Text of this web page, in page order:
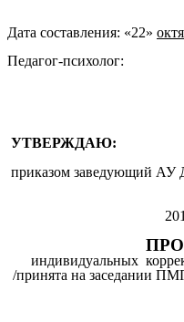
Дата составления: «22»
Педагог-
УТВЕРЖДАЮ:
приказом заведующий
№ 16
индивидуальных
/принята на заседании